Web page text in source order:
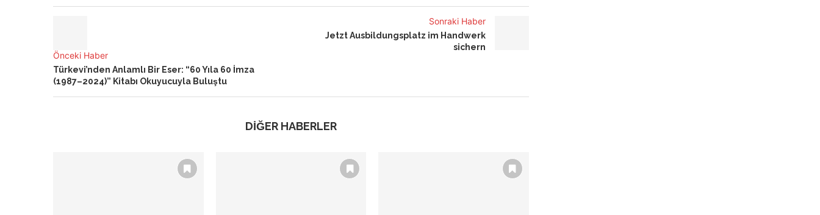
Önceki Haber
Türkevi’nden Anlamlı Bir Eser: “60 Yıla 60 İmza
(1987–2024)” Kitabı Okuyucuyla Buluştu
Sonraki Haber
Jetzt Ausbildungsplatz im Handwerk
sichern
DİĞER HABERLER